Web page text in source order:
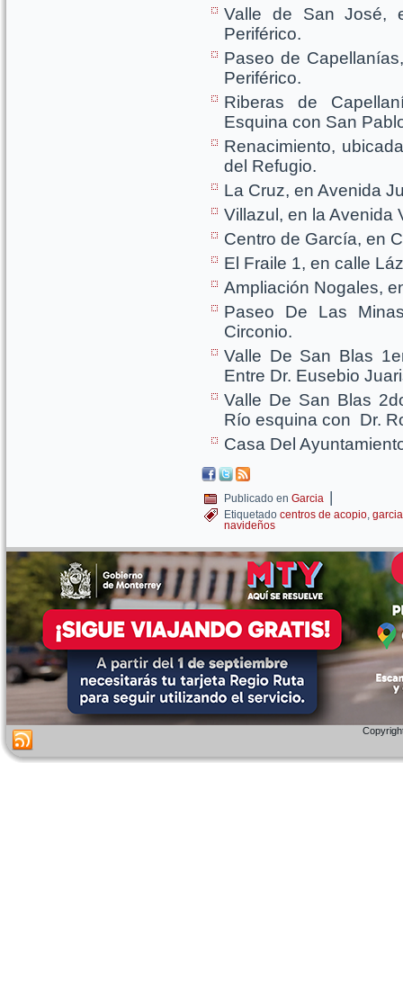
Valle de San José,
Periférico.
Paseo de
Periférico.
Riberas de
Esquina con San
Renacimiento,
del Refugio.
La Cruz, en Avenida
Villazul, en la Avenida
Centro de García, en
El Fraile 1, en calle
Ampliación Nogales,
Paseo De Las
Circonio.
Valle De San Blas
Entre Dr. Eusebio
Valle De San Blas
Río esquina con Dr.
Casa Del
Publicado en Garcia |
Etiquetado centros de acopio, garcia
navideños